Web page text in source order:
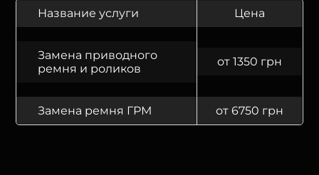
Название услуги Цена
Замена приводного
ремня и роликов
от 1350 грн
Замена ремня ГРМ от 6750 грн